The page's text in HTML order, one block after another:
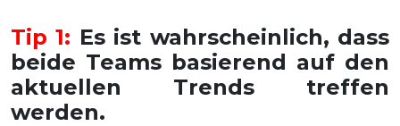
Tip 1: Es ist wahrscheinlich, dass
beide Teams basierend auf den
aktuellen Trends treffen
werden.